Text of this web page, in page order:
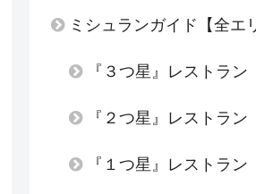
ミシュランガイド【全エ
『３つ星』レストラン
『２つ星』レストラン
『１つ星』レストラン